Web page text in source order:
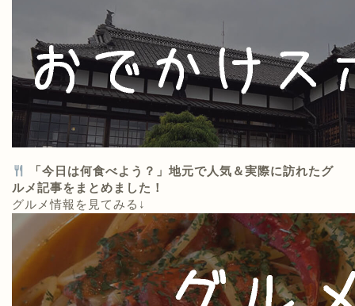
「今日は何食べよう？」地元で人気＆実際に訪れたグ
ルメ記事をまとめました！
グルメ情報を見てみる↓